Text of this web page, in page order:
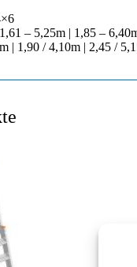
– 5,25m | 1,85 –
| 1,90 / 4,10m | 2,45 /